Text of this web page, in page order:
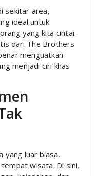
sekitar area,
ideal untuk
yang kita cintai.
dari The Brothers
menguatkan
menjadi ciri khas
yang luar biasa,
wisata. Di sini,